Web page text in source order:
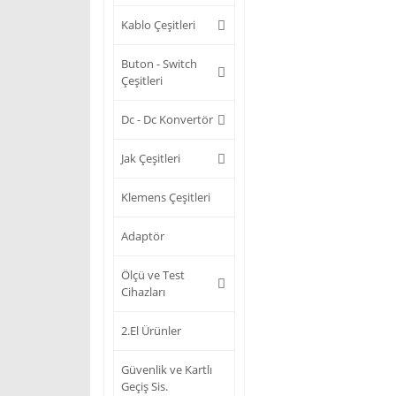
Kablo Çeşitleri
Buton - Switch
Çeşitleri
Dc - Dc Konvertör
Jak Çeşitleri
Klemens Çeşitleri
Adaptör
Ölçü ve Test
Cihazları
2.El Ürünler
Güvenlik ve Kartlı
Geçiş Sis.